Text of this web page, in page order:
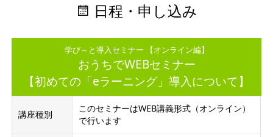
日程・申し込み
学び～と導入セミナー 【オンライン編】
おうちでWEBセミナー
【初めての「eラーニング」導入について】
講座種別
このセミナーはWEB講義形式（オンライン）
で行います